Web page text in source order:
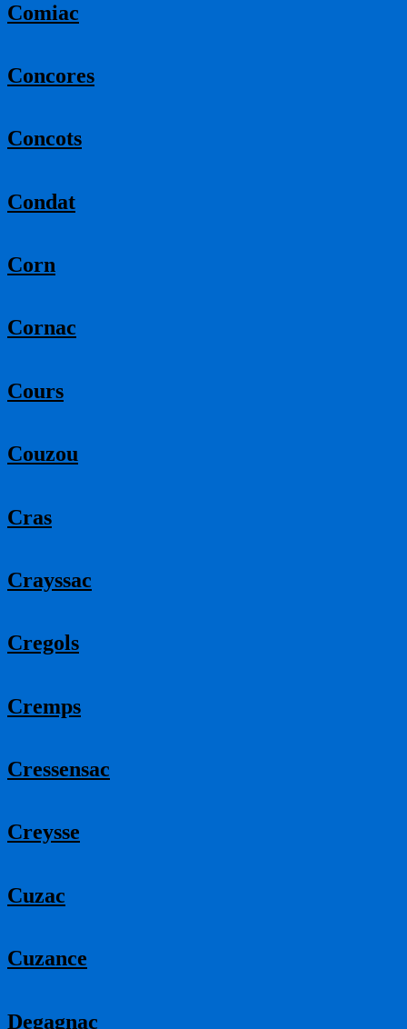
Comiac
Concores
Concots
Condat
Corn
Cornac
Cours
Couzou
Cras
Crayssac
Cregols
Cremps
Cressensac
Creysse
Cuzac
Cuzance
Degagnac